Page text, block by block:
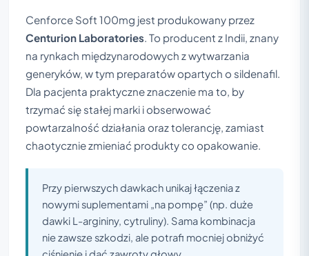
Cenforce Soft 100mg jest produkowany przez
Centurion Laboratories. To producent z Indii, znany
na rynkach międzynarodowych z wytwarzania
generyków, w tym preparatów opartych o sildenafil.
Dla pacjenta praktyczne znaczenie ma to, by
trzymać się stałej marki i obserwować
powtarzalność działania oraz tolerancję, zamiast
chaotycznie zmieniać produkty co opakowanie.
Przy pierwszych dawkach unikaj łączenia z
nowymi suplementami „na pompę” (np. duże
dawki L-argininy, cytruliny). Sama kombinacja
nie zawsze szkodzi, ale potrafi mocniej obniżyć